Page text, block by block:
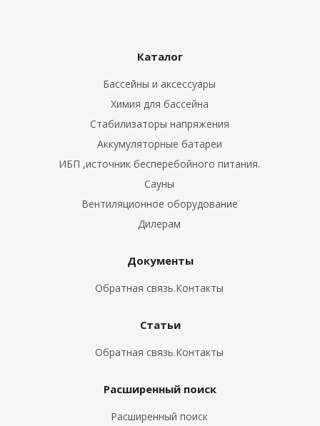
Каталог
Бассейны и аксессуары
Химия для бассейна
Стабилизаторы напряжения
Аккумуляторные батареи
ИБП ,источник бесперебойного питания.
Сауны
Вентиляционное оборудование
Дилерам
Документы
Обратная связь.Контакты
Статьи
Обратная связь.Контакты
Расширенный поиск
Расширенный поиск